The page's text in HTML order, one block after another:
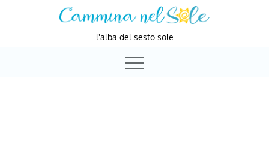
l'alba del sesto sole